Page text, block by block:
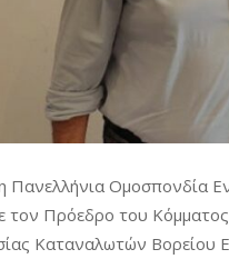
Πανελλήνια
τον Πρόεδρο του
Καταναλωτών Βορείου